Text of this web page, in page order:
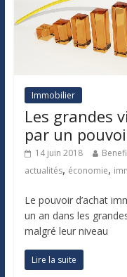
Immobilier
Les grandes
par un
14 juin 2018
actualités, économie,
Le pouvoir d’achat
un an dans les
malgré leur niveau
Lire la suite